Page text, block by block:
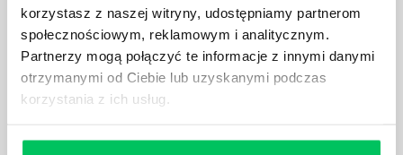
korzystasz z naszej witryny, udostępniamy partnerom
społecznościowym, reklamowym i analitycznym.
Partnerzy mogą połączyć te informacje z innymi danymi
otrzymanymi od Ciebie lub uzyskanymi podczas
korzystania z ich usług.
LOVE’EM OR LOSE’EM
Często słyszy się, że wymiana pracownika może
kosztować firmę nawet dwa razy tyle, ile wynosiło
jego roczne wynagrodzenie – ale czy zdawałeś sobie